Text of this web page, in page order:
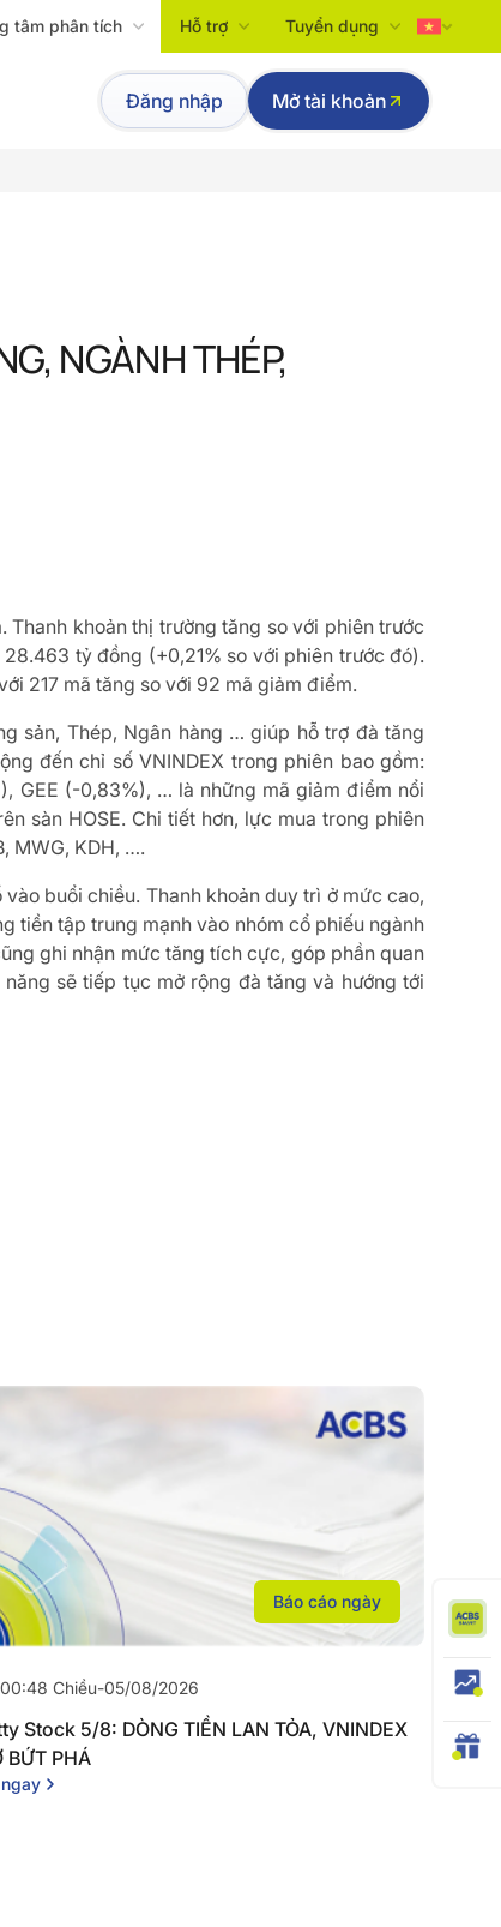
tâm phân tích Hỗ trợ Tuyển dụng
Tiếng Việt
English
Đăng nhập Mở tài khoản
NGÀNH THÉP,
khoản thị trường tăng so với phiên trước
tỷ đồng (+0,21% so với phiên trước đó).
217 mã tăng so với 92 mã giảm điểm.
sản, Thép, Ngân hàng … giúp hỗ trợ đà tăng
đến chỉ số VNINDEX trong phiên bao gồm:
GEE (-0,83%), … là những mã giảm điểm nổi
sàn HOSE. Chi tiết hơn, lực mua trong phiên
MWG, KDH, ….
buổi chiều. Thanh khoản duy trì ở mức cao,
tiền tập trung mạnh vào nhóm cổ phiếu ngành
ghi nhận mức tăng tích cực, góp phần quan
sẽ tiếp tục mở rộng đà tăng và hướng tới
Báo cáo ngày
Chiều-05/08/2026
Stock 5/8: DÒNG TIỀN LAN TỎA, VNINDEX
BỨT PHÁ